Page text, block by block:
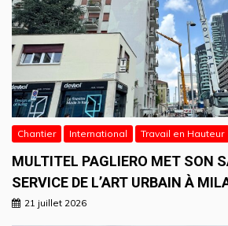
Chantier International Travail en Hauteur
MULTITEL PAGLIERO MET SON
SERVICE DE L’ART URBAIN À
21 juillet 2026